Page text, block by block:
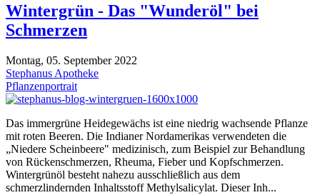
Wintergrün - Das "Wunderöl" bei
Schmerzen
Montag, 05. September 2022
Stephanus Apotheke
Pflanzenportrait
Das immergrüne Heidegewächs ist eine niedrig wachsende Pflanze
mit roten Beeren. Die Indianer Nordamerikas verwendeten die
„Niedere Scheinbeere" medizinisch, zum Beispiel zur Behandlung
von Rückenschmerzen, Rheuma, Fieber und Kopfschmerzen.
Wintergrünöl besteht nahezu ausschließlich aus dem
schmerzlindernden Inhaltsstoff Methylsalicylat. Dieser Inh...